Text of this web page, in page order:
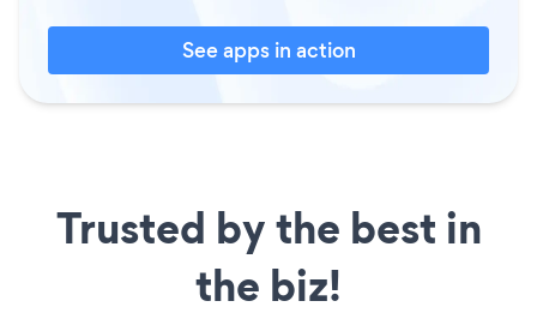
See apps in action
Trusted by the best in
the biz!